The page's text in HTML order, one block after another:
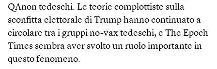
QAnon tedeschi. Le teorie complottiste sulla
sconfitta elettorale di Trump hanno continuato a
circolare tra i gruppi no-vax tedeschi, e The Epoch
Times sembra aver svolto un ruolo importante in
questo fenomeno.